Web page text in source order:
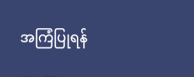
အကြံပြုရန်